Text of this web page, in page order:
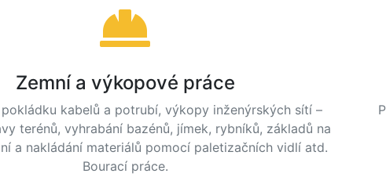
Zemní a výkopové práce
kabelů a potrubí, výkopy inženýrských sítí –
terénů, vyhrabání bazénů, jímek, rybníků, základů na
a nakládání materiálů pomocí paletizačních vidlí atd.
Bourací práce.